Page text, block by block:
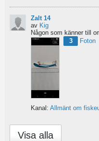
Zalt 14
av Kig
3
Foton
Kanal: Allmänt om
Visa alla